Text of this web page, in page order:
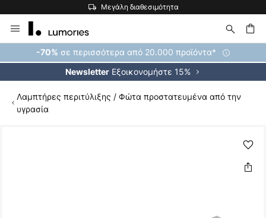
Μεγάλη διαθεσιμότητα
Μετάβαση
στο
περιεχόμενο
-70% σε περισσότερα από 20.000 προϊόντα*
Newsletter Εξοικονομήστε 15%
Λαμπτήρες περιτύλιξης / Φώτα προστατευμένα από την
υγρασία